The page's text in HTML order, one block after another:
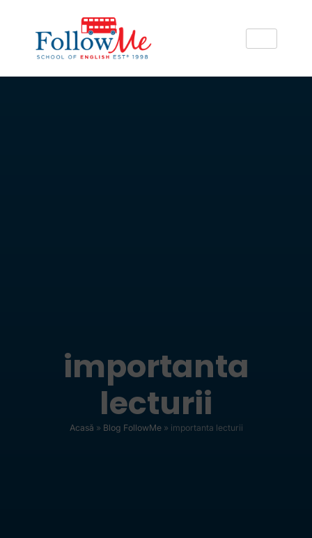
importanta
lecturii
Acasă » Blog FollowMe» importanta lecturii